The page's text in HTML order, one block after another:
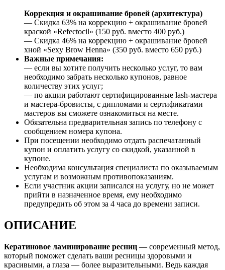
Коррекция и окрашивание бровей (архитектура)
— Скидка 63% на коррекцию + окрашивание бровей
краской «Refectocil» (150 руб. вместо 400 руб.)
— Скидка 46% на коррекцию + окрашивание бровей
хной «Sexy Brow Henna» (350 руб. вместо 650 руб.)
Важные примечания:
— если вы хотите получить несколько услуг, то вам
необходимо забрать несколько купонов, равное
количеству этих услуг;
— по акции работают сертифицированные lash-мастера
и мастера-бровисты, с дипломами и сертификатами
мастеров вы сможете ознакомиться на месте.
Обязательна предварительная запись по телефону с
сообщением номера купона.
При посещении необходимо отдать распечатанный
купон и оплатить услугу со скидкой, указанной в
купоне.
Необходима консультация специалиста по оказываемым
услугам и возможным противопоказаниям.
Если участник акции записался на услугу, но не может
прийти в назначенное время, ему необходимо
предупредить об этом за 4 часа до времени записи.
ОПИСАНИЕ
Кератиновое ламинирование ресниц — современный метод,
который поможет сделать ваши ресницы здоровыми и
красивыми, а глаза — более выразительными. Ведь каждая